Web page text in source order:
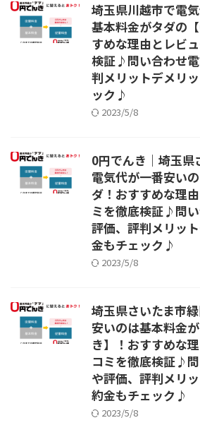
埼玉県川越市で電
基本料金がタダの
すめな理由とレビ
検証♪問い合わせ
判メリットデメリ
ック♪
2023/5/8
0円でんき｜埼玉県
電気代が一番安い
ダ！おすすめな理
ミを徹底検証♪問
評価、評判メリッ
金もチェック♪
2023/5/8
埼玉県さいたま市
安いのは基本料金
き】！おすすめな
コミを徹底検証♪
や評価、評判メリ
約金もチェック♪
2023/5/8